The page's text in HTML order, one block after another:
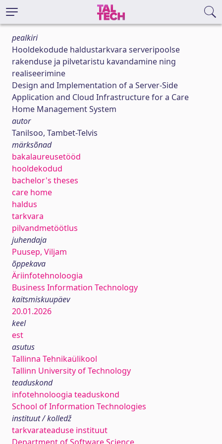
pealkiri
Hooldekodude haldustarkvara serveripoolse
rakenduse ja pilvetaristu kavandamine ning
realiseerimine
Design and Implementation of a Server-Side
Application and Cloud Infrastructure for a Care
Home Management System
autor
Tanilsoo, Tambet-Telvis
märksõnad
bakalaureusetööd
hooldekodud
bachelor's theses
care home
haldus
tarkvara
pilvandmetöötlus
juhendaja
Puusep, Viljam
õppekava
Äriinfotehnoloogia
Business Information Technology
kaitsmiskuupäev
20.01.2026
keel
est
asutus
Tallinna Tehnikaülikool
Tallinn University of Technology
teaduskond
infotehnoloogia teaduskond
School of Information Technologies
instituut / kolledž
tarkvarateaduse instituut